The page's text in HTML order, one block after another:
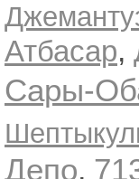
Атбасар,
Сары-
Депо,